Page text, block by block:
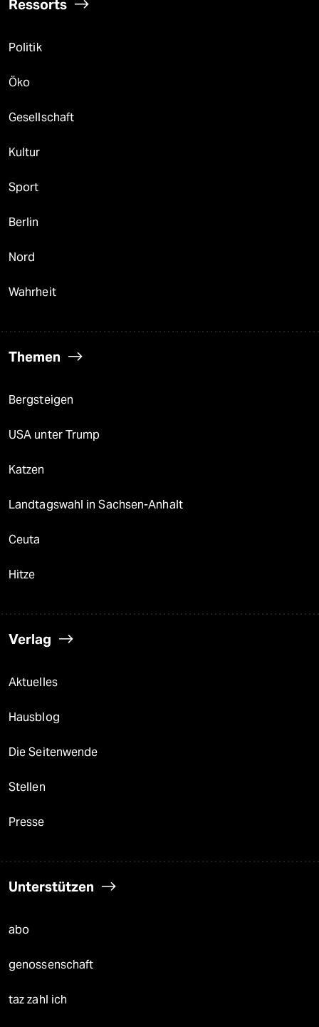
Ressorts
Politik
Öko
Gesellschaft
Kultur
Sport
Berlin
Nord
Wahrheit
Themen
Bergsteigen
USA unter Trump
Katzen
Landtagswahl in Sachsen-Anhalt
Ceuta
Hitze
Verlag
Aktuelles
Hausblog
Die Seitenwende
Stellen
Presse
Unterstützen
abo
genossenschaft
taz zahl ich